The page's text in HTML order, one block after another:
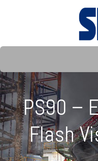
PS90 –
Flash